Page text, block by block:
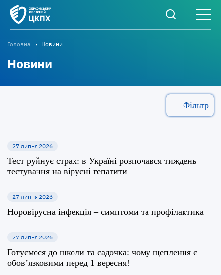
Головна Новини
Новини
Фільтр
27 липня 2026
Тест руйнує страх: в Україні розпочався тиждень
тестування на вірусні гепатити
27 липня 2026
Норовірусна інфекція – симптоми та профілактика
27 липня 2026
Готуємося до школи та садочка: чому щеплення є
обов’язковими перед 1 вересня!